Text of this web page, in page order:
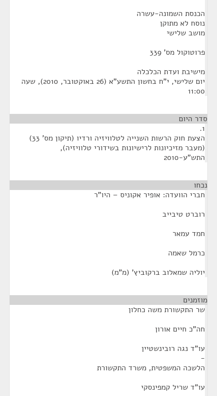
הכנסת השמונה-עשרה
נוסח לא מתוקן
מושב שלישי
פרוטוקול מס' 339
מישיבת ועדת הכלכלה
‏יום שלישי, י"ח בחשון התשע"א (‏26 באוקטובר, 2010), שעה
11:00
סדר היום
1.
הצעת חוק הרשות השנייה לטלוויזיה ורדיו (תיקון מס' 33)
(מעבר מזיכיונות לרישיונות בשידורי טלוויזיה),
התש"ע-2010
נכחו
חברי הוועדה: אופיר אקוניס – היו"ר
רוברט טיבייב
חמד עמאר
כרמל שאמה
יוליה שמאלוב ברקוביץ' (מ"מ)
מוזמנים
שר התקשורת משה כחלון
חה"כ חיים אורון
עו"ד נגה רובינשטיין
-
הלשכה המשפטית, משרד התקשורת
עו"ד שריל קמפינסקי